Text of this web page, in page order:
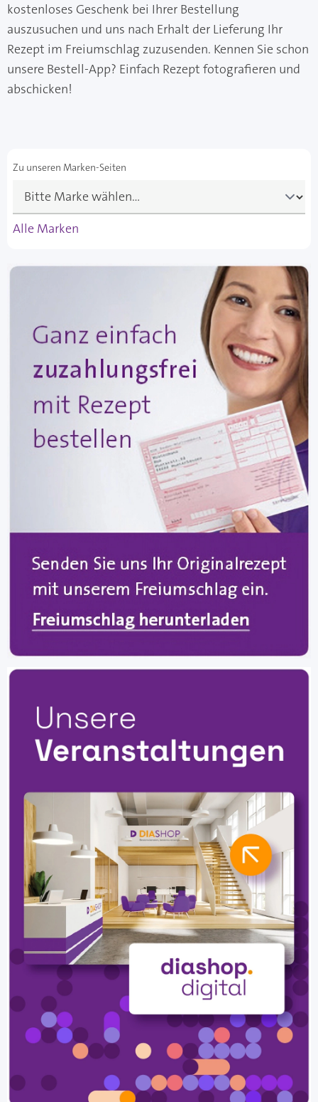
kostenloses Geschenk bei Ihrer Bestellung
auszusuchen und uns nach Erhalt der Lieferung Ihr
Rezept im Freiumschlag zuzusenden. Kennen Sie schon
unsere Bestell-App? Einfach Rezept fotografieren und
abschicken!
Zu unseren Marken-Seiten
Alle Marken